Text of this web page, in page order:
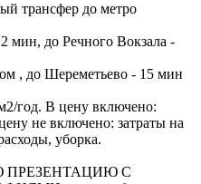
трансфер до метро
до Речного Вокзала -
, до Шереметьево - 15 мин
год. В цену включено:
не включено: затраты на
уборка.
ПРЕЗЕНТАЦИЮ С